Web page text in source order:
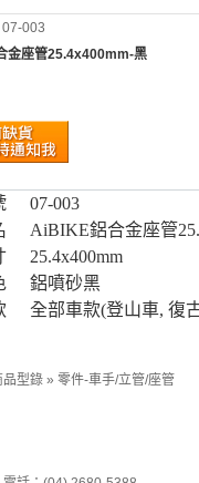
07-003
金座管25.4x400mm-黑
07-003
AiBIKE鋁合金座管
25.4x400mm
鋁噴砂黑
全部車款(登山車, 復
品型錄 » 零件-車手/立管/座管